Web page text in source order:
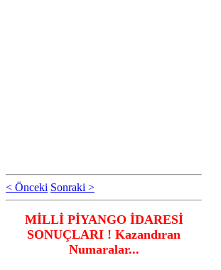
< Önceki Sonraki >
MİLLİ PİYANGO İDARESİ
SONUÇLARI ! Kazandıran
Numaralar...